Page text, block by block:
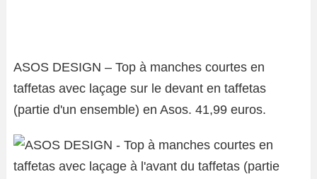
ASOS DESIGN – Top à manches courtes en
taffetas avec laçage sur le devant en taffetas
(partie d'un ensemble) en Asos. 41,99 euros.